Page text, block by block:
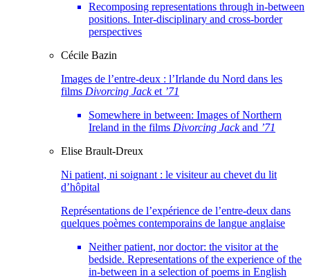
Recomposing representations through in-between
positions. Inter-disciplinary and cross-border
perspectives
Cécile Bazin
Images de l’entre-deux : l’Irlande du Nord dans les
films Divorcing Jacket ’71
Somewhere in between: Images of Northern
Ireland in the films Divorcing Jackand ’71
Elise Brault-Dreux
Ni patient, ni soignant : le visiteur au chevet du lit
d’hôpital
Représentations de l’expérience de l’entre-deux dans
quelques poèmes contemporains de langue anglaise
Neither patient, nor doctor: the visitor at the
bedside. Representations of the experience of the
in-between in a selection of poems in English